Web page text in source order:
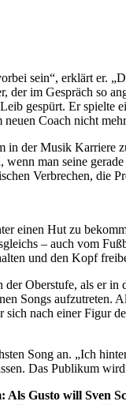
sein“, erklärt er.
der im Gespräch so
gespürt. Er
Coach nicht
der Musik Karriere
man seine
Verbrechen, die
einen Hut zu
– auch vom
und den Kopf
Oberstufe, als er in
Songs
nach einer Figur
Song an. „Ich
Das Publikum
Als Gusto will